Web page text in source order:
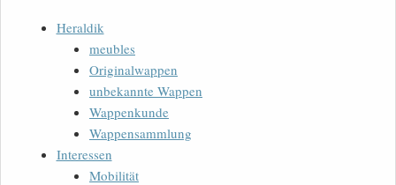
Heraldik
meubles
Originalwappen
unbekannte Wappen
Wappenkunde
Wappensammlung
Interessen
Mobilität